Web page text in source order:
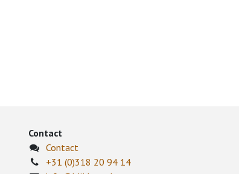
Contact
Contact
+31 (0)318 20 94 14